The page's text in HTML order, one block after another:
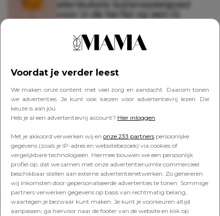
Voordat je verder leest
We maken onze content met veel zorg en aandacht. Daarom tonen
we advertenties. Je kunt ook kiezen voor advertentievrij lezen. Die
keuze is aan jou.
Heb je al een advertentievrij account? Hier inloggen
Met je akkoord verwerken wij en onze 233 partners persoonlijke
gegevens (zoals je IP-adres en websitebezoek) via cookies of
vergelijkbare technologieën. Hiermee bouwen we een persoonlijk
profiel op, dat we samen met onze advertentieruimte commercieel
beschikbaar stellen aan externe advertentienetwerken. Zo genereren
wij inkomsten door gepersonaliseerde advertenties te tonen. Sommige
partners verwerken gegevens op basis van rechtmatig belang,
waartegen je bezwaar kunt maken. Je kunt je voorkeuren altijd
aanpassen; ga hiervoor naar de footer van de website en klik op
allerleukste buitenspeelgoed
voor in de herfst op een rij
FAVORITES
speelgoedkeukens op een rij
FAVORITES
leukste antroposofische
speelgoed op een rij
Lees verder onder de advertentie